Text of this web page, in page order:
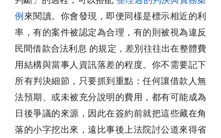
例 來閱讀。你會發現，即便同樣是標示相近的利
率，有的案件被認定為合理，有的則被視為違反
民間借款合法利息 的規定，差別往往出在整體費
用結構與當事人資訊落差的程度。你不需要記下
所有判決細節，只要抓到重點：任何讓借款人無
法預期、或未被充分說明的費用，都有可能成為
日後爭議的來源，因此在簽約前就把這些藏在角
落的小字挖出來，遠比事後上法院討公道來得省